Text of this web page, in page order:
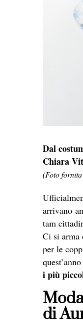
Dal
Chiara
(Foto
arrivano
tam
Ci si arma
per le
i più
di